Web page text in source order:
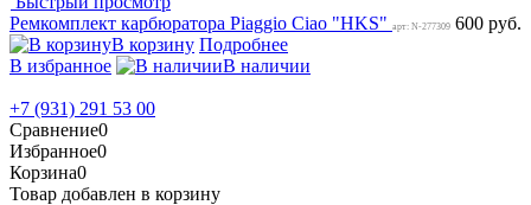
Ремкомплект карбюратора Piaggio Ciao "HKS" арт: N-277309 600 руб.
В корзину Подробнее
В избранное
В наличии
+7 (931) 291 53 00
Сравнение0
Избранное0
Корзина0
Товар добавлен в корзину